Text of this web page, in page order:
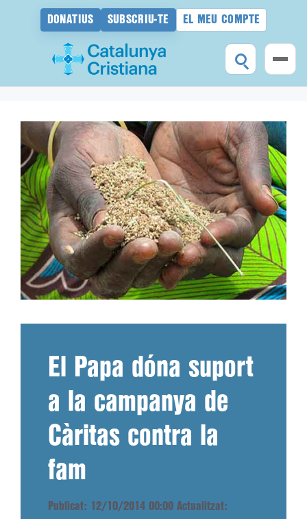
DONATIUS SUBSCRIU-TE EL MEU COMPTE
El Papa dóna suport
a la campanya de
Càritas contra la
fam
Publicat: 12/10/2014 00:00 Actualitzat: